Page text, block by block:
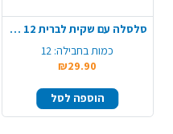
סלסלה עם שקית לברית 12 יח' - תכלת
כמות בחבילה: 12
₪29.90
הוספה לסל